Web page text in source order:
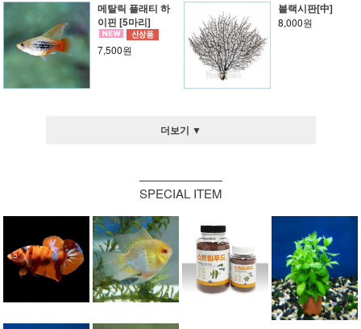
메탈릭 플래티 하
이핀 [5마리]
7,500원
블랙시판[中]
8,000원
더보기 ▼
SPECIAL ITEM